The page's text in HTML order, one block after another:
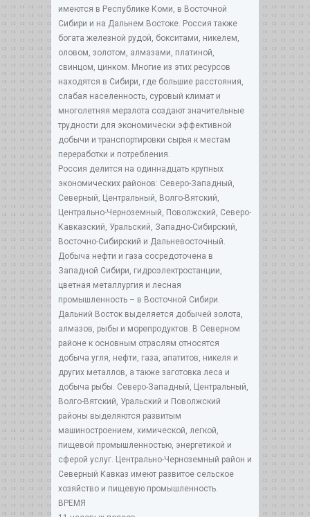
имеются в Республике Коми, в Восточной
Сибири и на Дальнем Востоке. Россия также
богата железной рудой, бокситами, никелем,
оловом, золотом, алмазами, платиной,
свинцом, цинком. Многие из этих ресурсов
находятся в Сибири, где большие расстояния,
слабая населенность, суровый климат и
многолетняя мерзлота создают значительные
трудности для экономически эффективной
добычи и транспортировки сырья к местам
переработки и потребления.
Россия делится на одиннадцать крупных
экономических районов: Северо-Западный,
Северный, Центральный, Волго-Вятский,
Центрально-Черноземный, Поволжский, Северо-
Кавказский, Уральский, Западно-Сибирский,
Восточно-Сибирский и Дальневосточный.
Добыча нефти и газа сосредоточена в
Западной Сибири, гидроэлектростанции,
цветная металлургия и лесная
промышленность – в Восточной Сибири.
Дальний Восток выделяется добычей золота,
алмазов, рыбы и морепродуктов. В Северном
районе к основным отраслям относятся
добыча угля, нефти, газа, апатитов, никеля и
других металлов, а также заготовка леса и
добыча рыбы. Северо-Западный, Центральный,
Волго-Вятский, Уральский и Поволжский
районы выделяются развитым
машиностроением, химической, легкой,
пищевой промышленностью, энергетикой и
сферой услуг. Центрально-Черноземный район и
Северный Кавказ имеют развитое сельское
хозяйство и пищевую промышленность.
ВРЕМЯ